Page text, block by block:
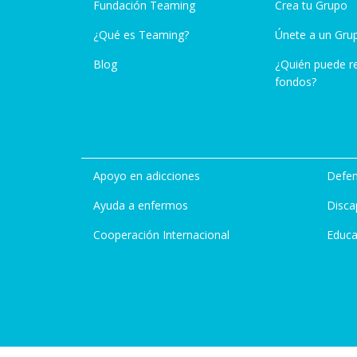
Fundación Teaming
¿Qué es Teaming?
Blog
Crea tu Grupo
Únete a un
¿Quién puede
fondos?
Apoyo en adicciones
Ayuda a enfermos
Cooperación Internacional